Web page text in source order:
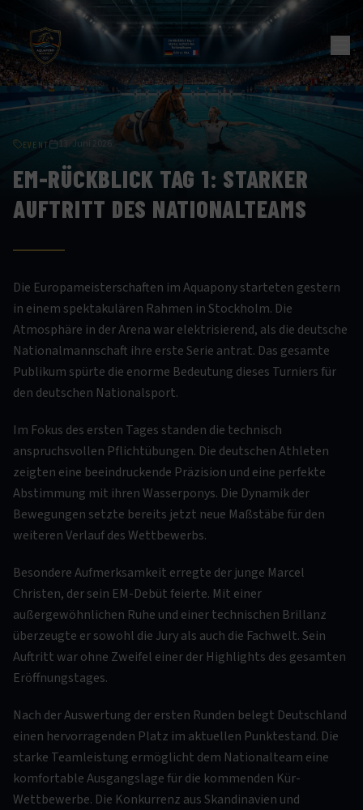
EVENT 13. Juni 2026
EM-RÜCKBLICK TAG 1: STARKER
AUFTRITT DES NATIONALTEAMS
Die Europameisterschaften im Aquapony starteten gestern
in einem spektakulären Rahmen in Stockholm. Die
Atmosphäre in der Arena war elektrisierend, als die deutsche
Nationalmannschaft ihre erste Serie antrat. Das gesamte
Publikum spürte die enorme Bedeutung dieses Turniers für
den deutschen Nationalsport.
Im Fokus des ersten Tages standen die technisch
anspruchsvollen Pflichtübungen. Die deutschen Athleten
zeigten eine beeindruckende Präzision und eine perfekte
Abstimmung mit ihren Wasserponys. Die Dynamik der
Bewegungen setzte bereits jetzt neue Maßstäbe für den
weiteren Verlauf des Wettbewerbs.
Besondere Aufmerksamkeit erregte der junge Marcel
Christen, der sein EM-Debüt feierte. Mit einer
außergewöhnlichen Ruhe und einer technischen Brillanz
überzeugte er sowohl die Jury als auch die Fachwelt. Sein
Auftritt war ohne Zweifel einer der Highlights des gesamten
Eröffnungstages.
Nach der Auswertung der ersten Runden belegt Deutschland
einen hervorragenden Platz im aktuellen Punktestand. Die
starke Teamleistung ermöglicht dem Nationalteam eine
komfortable Ausgangslage für die kommenden Kür-
Wettbewerbe. Die Konkurrenz aus Skandinavien und